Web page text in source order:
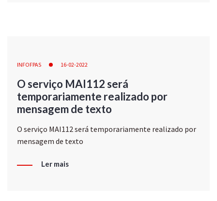
INFOFPAS 16-02-2022
O serviço MAI112 será
temporariamente realizado por
mensagem de texto
O serviço MAI112 será temporariamente realizado por
mensagem de texto
Ler mais